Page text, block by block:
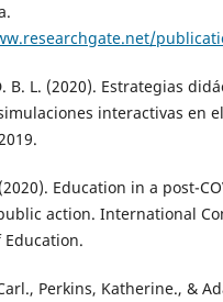
B. L. (2020). Estrategias
interactivas en
Education in a post-
action. International
Education.
Perkins, Katherine., &